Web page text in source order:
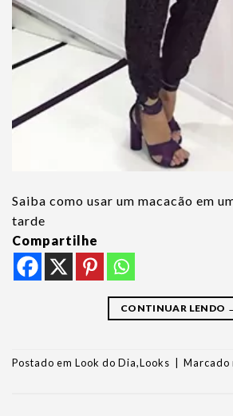
Saiba como usar um macacão em
tarde
Compartilhe
CONTINUAR LENDO
Postado em Look do Dia,Looks Marcado